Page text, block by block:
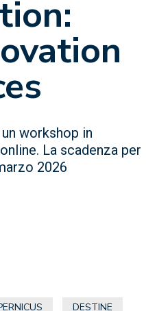
workshop in
La scadenza per
2026
DESTINE